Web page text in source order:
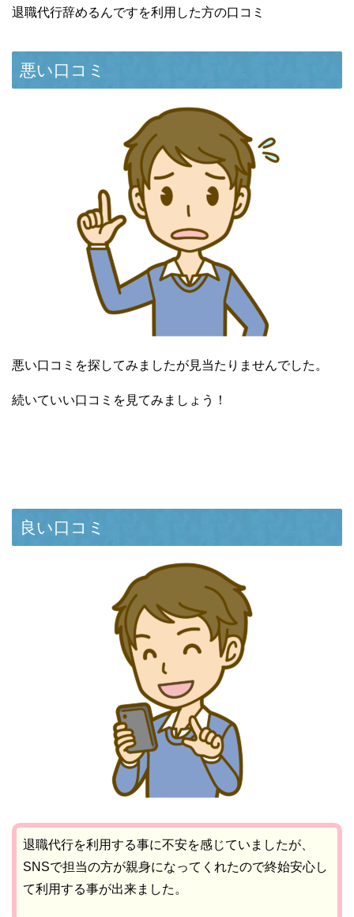
退職代行辞めるんですを利用した方の口コミ
悪い口コミ
悪い口コミを探してみましたが見当たりませんでした。
続いていい口コミを見てみましょう！
良い口コミ
退職代行を利用する事に不安を感じていましたが、
SNSで担当の方が親身になってくれたので終始安心し
て利用する事が出来ました。